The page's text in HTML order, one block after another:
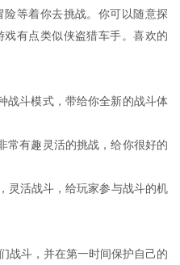
等着你去挑战。你可以随意探
有点类似侠盗猎车手。喜欢的
战斗模式，带给你全新的战斗体
常有趣灵活的挑战，给你很好的
灵活战斗，给玩家参与战斗的机
战斗，并在第一时间保护自己的